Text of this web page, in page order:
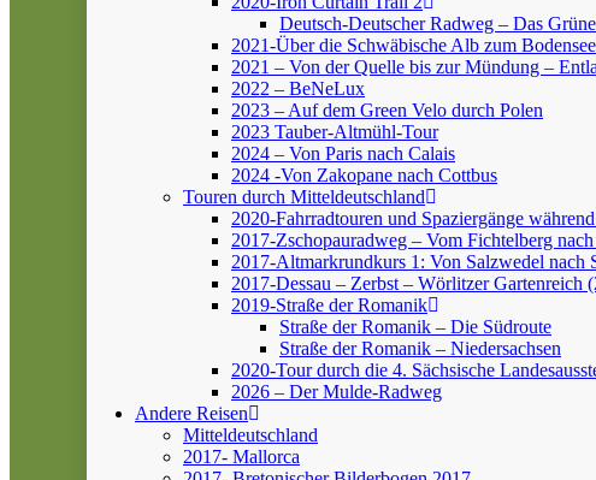
Deutsch-Deutscher Radweg – Das
2021-Über die Schwäbische Alb zum
2021 – Von der Quelle bis zur Mündung –
2022 – BeNeLux
2023 – Auf dem Green Velo durch Polen
2023 Tauber-Altmühl-Tour
2024 – Von Paris nach Calais
2024 -Von Zakopane nach Cottbus
Touren durch Mitteldeutschland
2020-Fahrradtouren und Spaziergänge
2017-Zschopauradweg – Vom Fichtelberg
2017-Altmarkrundkurs 1: Von Salzwedel nach
2017-Dessau – Zerbst – Wörlitzer Gartenreich
2019-Straße der Romanik
Straße der Romanik – Die Südroute
Straße der Romanik – Niedersachsen
2020-Tour durch die 4. Sächsische
2026 – Der Mulde-Radweg
Andere Reisen
Mitteldeutschland
2017- Mallorca